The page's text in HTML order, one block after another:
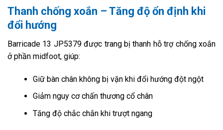
Thanh chống xoắn – Tăng độ ổn định khi
đổi hướng
Barricade 13 JP5379 được trang bị thanh hỗ trợ chống xoắn
ở phần midfoot, giúp:
Giữ bàn chân không bị vặn khi đổi hướng đột ngột
Giảm nguy cơ chấn thương cổ chân
Tăng độ chắc chắn khi trượt ngang